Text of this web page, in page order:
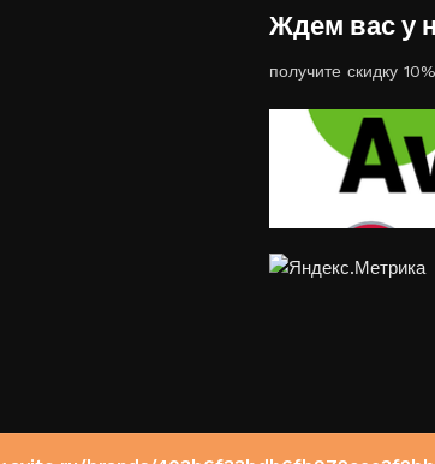
Ждем вас у
получите скидку 10%